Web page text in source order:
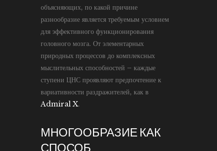
объясняющих, по какой причине
разнообразие является требуемым условием
для эффективного функционирования
головного мозга. От элементарных
природных процессов до комплексных
мыслительных способностей – каждые
ступени ЦНС проявляют предпочтение к
вариативности раздражителей, как в
Admiral X.
МНОГООБРАЗИЕ КАК
СПОСОБ